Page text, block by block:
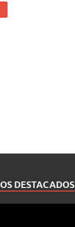
DESTACADOS